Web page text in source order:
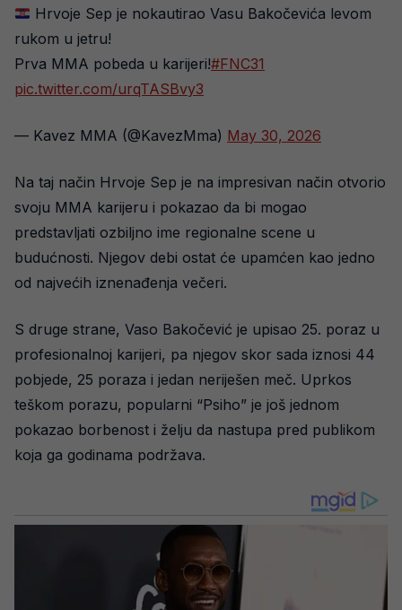
Hrvoje Sep je nokautirao Vasu Bakočevića levom
rukom u jetru!
Prva MMA pobeda u karijeri!#FNC31
pic.twitter.com/urqTASBvy3
— Kavez MMA (@KavezMma) May 30, 2026
Na taj način Hrvoje Sep je na impresivan način otvorio
svoju MMA karijeru i pokazao da bi mogao
predstavljati ozbiljno ime regionalne scene u
budućnosti. Njegov debi ostat će upamćen kao jedno
od najvećih iznenađenja večeri.
S druge strane, Vaso Bakočević je upisao 25. poraz u
profesionalnoj karijeri, pa njegov skor sada iznosi 44
pobjede, 25 poraza i jedan neriješen meč. Uprkos
teškom porazu, popularni “Psiho” je još jednom
pokazao borbenost i želju da nastupa pred publikom
koja ga godinama podržava.